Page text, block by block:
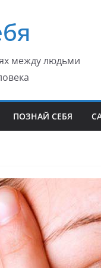
между людьми
ПОЗНАЙ СЕБЯ